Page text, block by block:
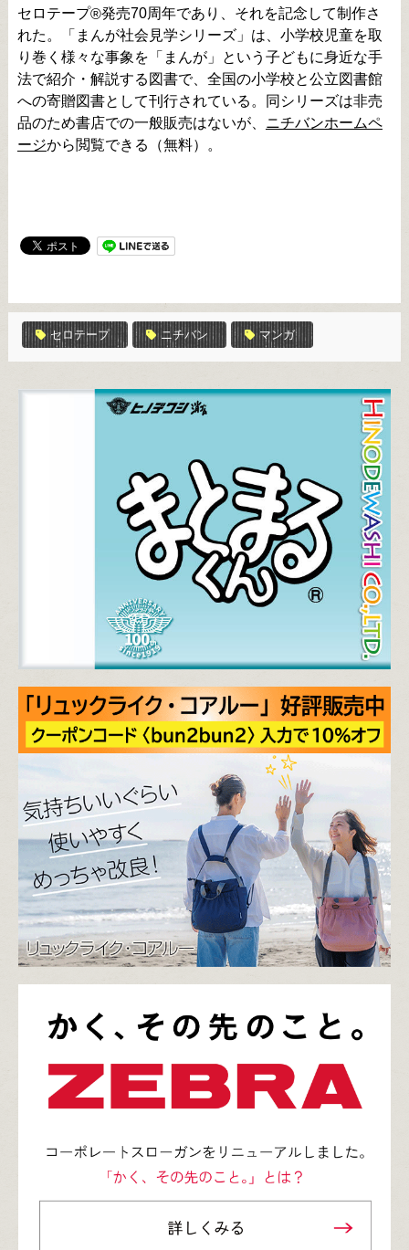
セロテープ®発売70周年であり、それを記念して制作さ
れた。「まんが社会見学シリーズ」は、小学校児童を取
り巻く様々な事象を「まんが」という子どもに身近な手
法で紹介・解説する図書で、全国の小学校と公立図書館
への寄贈図書として刊行されている。同シリーズは非売
品のため書店での一般販売はないが、 ニチバンホームペ
ージから閲覧できる（無料）。
セロテープ ニチバン マンガ